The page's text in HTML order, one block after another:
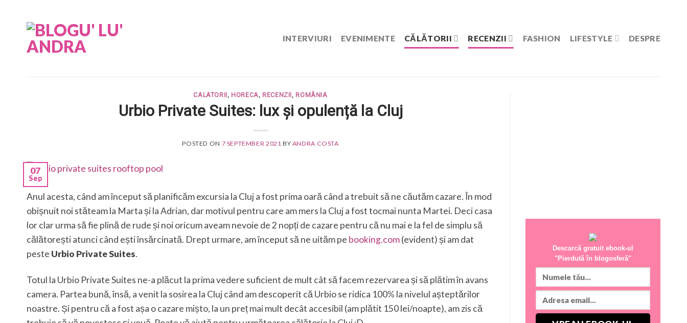
INTERVIURI EVENIMENTE CĂLĂTORII RECENZII FASHION LIFESTYLE DESPRE
CALATORII , HORECA, RECENZII, ROMÂNIA
Urbio Private Suites: lux și opulență la Cluj
POSTED ON 7 SEPTEMBER 2021 BY ANDRA COSTA
07
Sep
Anul acesta, când am început să planificăm excursia la Cluj a fost prima oară când a trebuit să ne căutăm cazare. În mod
obișnuit noi stăteam la Marta și la Adrian, dar motivul pentru care am mers la Cluj a fost tocmai nunta Martei. Deci casa
lor clar urma să fie plină de rude și noi oricum aveam nevoie de 2 nopți de cazare pentru că nu mai e la fel de simplu să
călătorești atunci când ești însărcinată. Drept urmare, am început să ne uităm pe booking.com(evident) și am dat
peste Urbio Private Suites.
Totul la Urbio Private Suites ne-a plăcut la prima vedere suficient de mult cât să facem rezervarea și să plătim în avans
camera. Partea bună, însă, a venit la sosirea la Cluj când am descoperit că Urbio se ridica 100% la nivelul așteptărilor
noastre. Și pentru că a fost așa o cazare mișto, la un preț mai mult decât accesibil (am plătit 150 lei/noapte), am zis că
Descarcă gratuit ebook-ul
"Pierdută în blogosferă"